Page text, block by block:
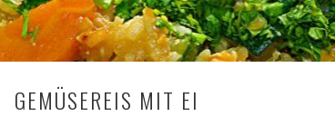
GEMÜSEREIS MIT EI